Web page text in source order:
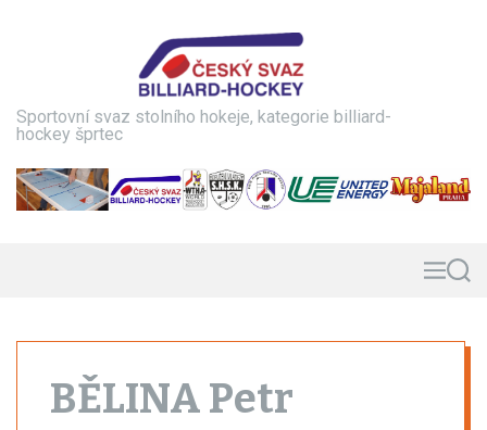
Sportovní svaz stolního hokeje, kategorie billiard-
hockey šprtec
MS
BĚLINA Petr